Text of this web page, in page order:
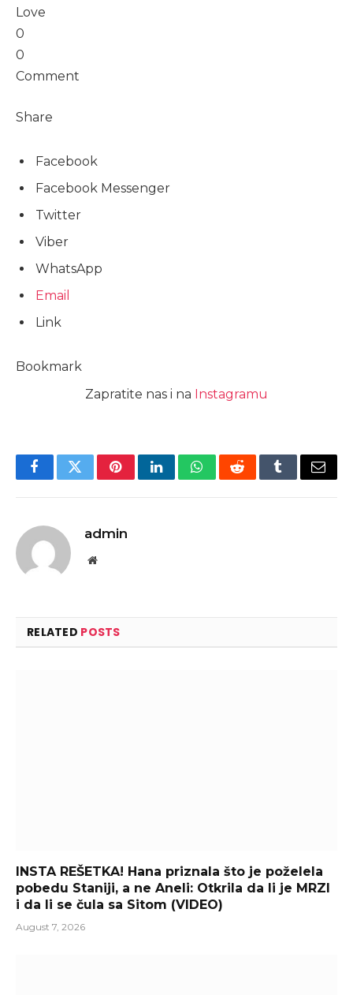
Love
0
0
Comment
Share
Facebook
Facebook Messenger
Twitter
Viber
WhatsApp
Email
Link
Bookmark
Zapratite nas i na Instagramu
FacebookTwitterPinterestLinkedInWhatsAppRedditTumblrEmail
admin
Website
RELATED POSTS
INSTA REŠETKA! Hana priznala što je poželela
pobedu Staniji, a ne Aneli: Otkrila da li je MRZI
i da li se čula sa Sitom (VIDEO)
August 7, 2026